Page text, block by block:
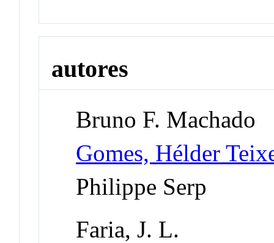
autores
Bruno F. Machado
Gomes, Hélder
Philippe Serp
Faria, J. L.